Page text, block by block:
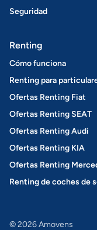
Seguridad
Renting
Cómo funciona
Renting para
Ofertas Renting Fiat
Ofertas Renting SEAT
Ofertas Renting Audi
Ofertas Renting KIA
Ofertas Renting
Renting de coches de
© 2026 Amovens